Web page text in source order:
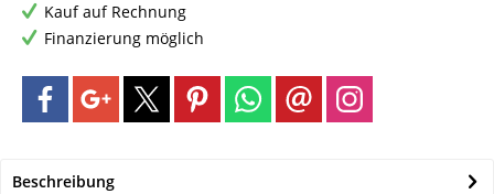
Kauf auf Rechnung
Finanzierung möglich
Beschreibung